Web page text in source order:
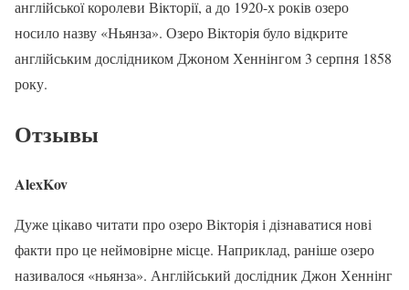
англійської королеви Вікторії, а до 1920-х років озеро
носило назву «Ньянза». Озеро Вікторія було відкрите
англійським дослідником Джоном Хеннінгом 3 серпня 1858
року.
Отзывы
AlexKov
Дуже цікаво читати про озеро Вікторія і дізнаватися нові
факти про це неймовірне місце. Наприклад, раніше озеро
називалося «ньянза». Англійський дослідник Джон Хеннінг